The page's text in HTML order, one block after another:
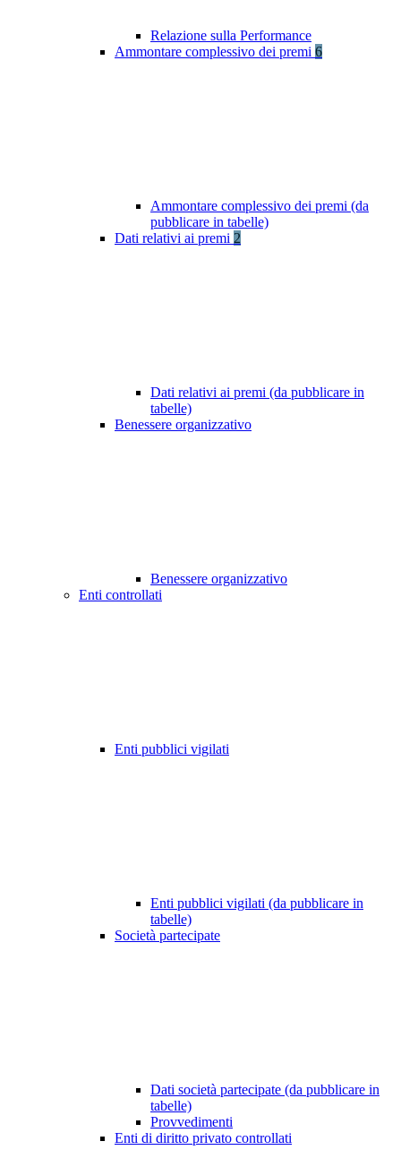
Relazione sulla Performance
Ammontare complessivo dei premi 6
Ammontare complessivo dei premi (da
pubblicare in tabelle)
Dati relativi ai premi 2
Dati relativi ai premi (da pubblicare in
tabelle)
Benessere organizzativo
Benessere organizzativo
Enti controllati
Enti pubblici vigilati
Enti pubblici vigilati (da pubblicare in
tabelle)
Società partecipate
Dati società partecipate (da pubblicare in
tabelle)
Provvedimenti
Enti di diritto privato controllati